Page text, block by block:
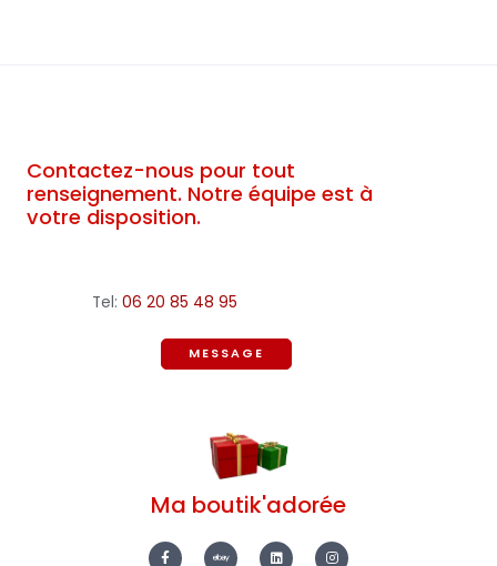
Contactez-nous pour tout
renseignement. Notre équipe est à
votre disposition.
Tel: 06 20 85 48 95
MESSAGE
Ma boutik'adorée
a b i n